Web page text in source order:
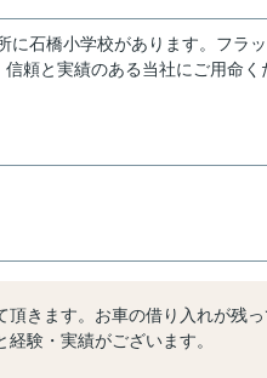
石橋小学校があります。フラ
頼と実績のある当社にご用命く
頂きます。お車の借り入れが残
験・実績がございます。